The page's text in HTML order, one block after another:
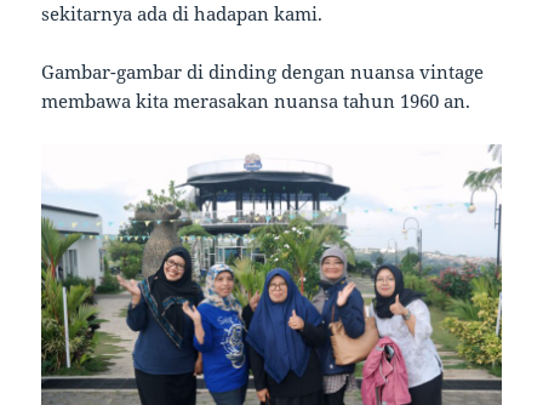
sekitarnya ada di hadapan kami.
Gambar-gambar di dinding dengan nuansa vintage
membawa kita merasakan nuansa tahun 1960 an.